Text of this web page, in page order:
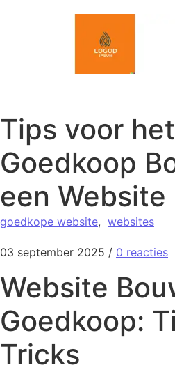
Tips voor het
Goedkoop
een Website
goedkope website, websites
03 september 2025 / 0 reacties
Website
Goedkoop:
Tricks